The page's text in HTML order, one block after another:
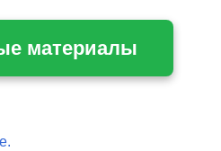
материалы